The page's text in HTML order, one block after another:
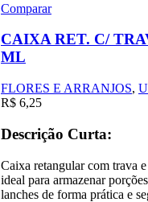
Comparar
CAIXA RET. C/
ML
FLORES E ARRANJOS,
R$ 6,25
Descrição Curta:
Caixa retangular com trava
ideal para armazenar
lanches de forma prática e